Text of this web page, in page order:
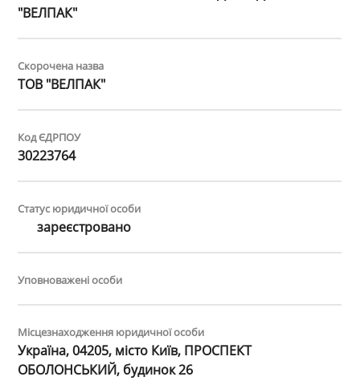
"ВЕЛПАК"
Скорочена назва
ТОВ "ВЕЛПАК"
Код ЄДРПОУ
30223764
Статус юридичної особи
зареєстровано
Уповноважені особи
Місцезнаходження юридичної особи
Україна, 04205, місто Київ, ПРОСПЕКТ
ОБОЛОНСЬКИЙ, будинок 26